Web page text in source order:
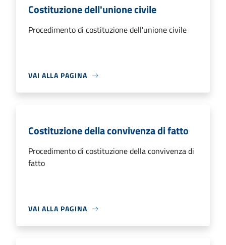
Costituzione dell'unione civile
Procedimento di costituzione dell'unione civile
VAI ALLA PAGINA
Costituzione della convivenza di fatto
Procedimento di costituzione della convivenza di
fatto
VAI ALLA PAGINA